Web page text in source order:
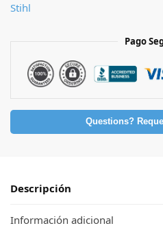
Stihl
Pago
Questions?
Descripción
Información adicional